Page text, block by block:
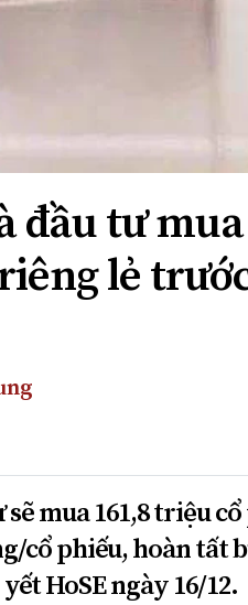
đầu tư
lẻ
sẽ mua 161,8 triệu
cổ phiếu, hoàn tất
HoSE ngày 16/12.